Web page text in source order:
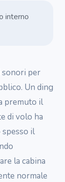
interno
sonori per
Un ding
premuto il
di volo ha
spesso il
la cabina
normale